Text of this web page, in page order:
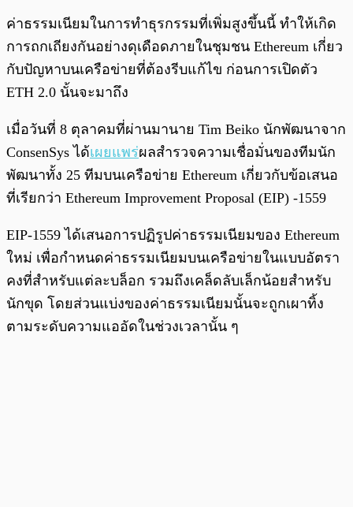
ค่าธรรมเนียมในการทำธุรกรรมที่เพิ่มสูงขึ้นนี้ ทำให้เกิด
การถกเถียงกันอย่างดุเดือดภายในชุมชน Ethereum เกี่ยว
กับปัญหาบนเครือข่ายที่ต้องรีบแก้ไข ก่อนการเปิดตัว
ETH 2.0 นั้นจะมาถึง
เมื่อวันที่ 8 ตุลาคมที่ผ่านมานาย Tim Beiko นักพัฒนาจาก
ConsenSys ได้เผยแพร่ผลสำรวจความเชื่อมั่นของทีมนัก
พัฒนาทั้ง 25 ทีมบนเครือข่าย Ethereum เกี่ยวกับข้อเสนอ
ที่เรียกว่า Ethereum Improvement Proposal (EIP) -1559
EIP-1559 ได้เสนอการปฏิรูปค่าธรรมเนียมของ Ethereum
ใหม่ เพื่อกำหนดค่าธรรมเนียมบนเครือข่ายในแบบอัตรา
คงที่สำหรับแต่ละบล็อก รวมถึงเคล็ดลับเล็กน้อยสำหรับ
นักขุด โดยส่วนแบ่งของค่าธรรมเนียมนั้นจะถูกเผาทิ้ง
ตามระดับความแออัดในช่วงเวลานั้น ๆ